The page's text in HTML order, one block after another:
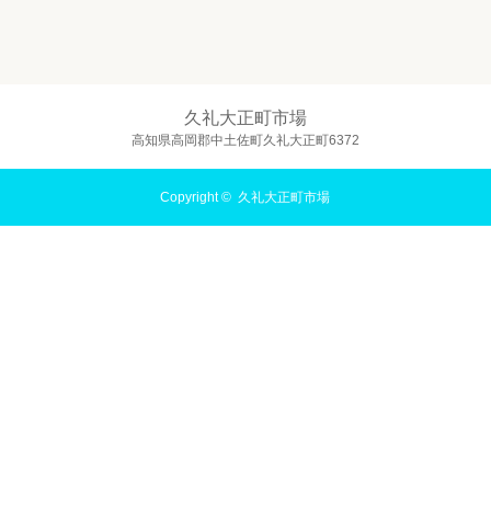
久礼大正町市場
高知県高岡郡中土佐町久礼大正町6372
Copyright © 久礼大正町市場